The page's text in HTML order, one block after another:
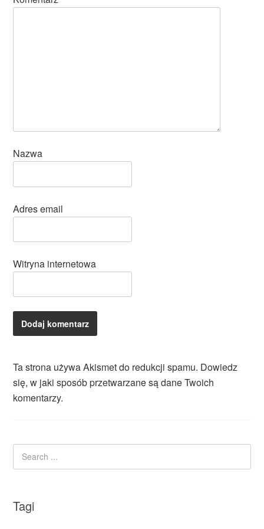
Nazwa
Adres email
Witryna internetowa
Ta strona używa Akismet do redukcji spamu. Dowiedz
się, w jaki sposób przetwarzane są dane Twoich
komentarzy.
Tagi